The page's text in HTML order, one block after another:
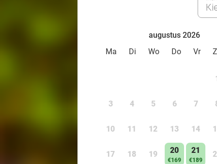
augustus 2026
Ma
Di Wo Do Vr
3 4 5 6 7
10 11 12 13 14
17 18 19 20
€169
21
€189